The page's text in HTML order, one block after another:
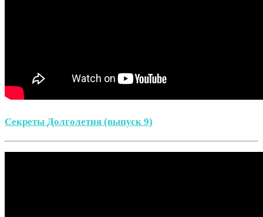
Секреты Долголетия (выпуск 9)